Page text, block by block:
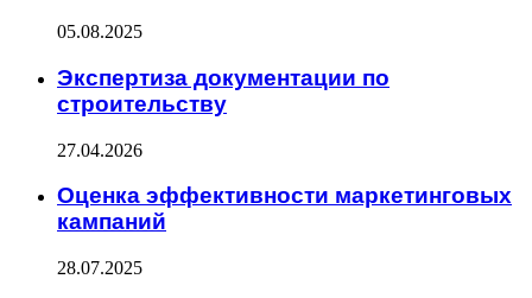
05.08.2025
Экспертиза документации по
строительству
27.04.2026
Оценка эффективности маркетинговых
кампаний
28.07.2025